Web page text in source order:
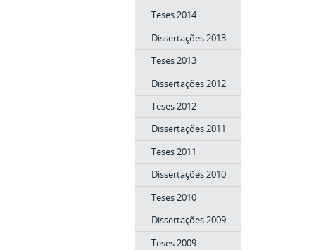
Teses 2014
Dissertações 2013
Teses 2013
Dissertações 2012
Teses 2012
Dissertações 2011
Teses 2011
Dissertações 2010
Teses 2010
Dissertações 2009
Teses 2009